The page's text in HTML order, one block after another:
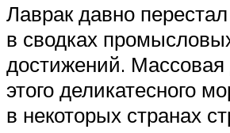
Лаврак давно
в сводках
достижений.
этого деликатесного
в некоторых странах